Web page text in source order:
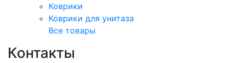
Коврики
Коврики для унитаза
Все товары
Контакты